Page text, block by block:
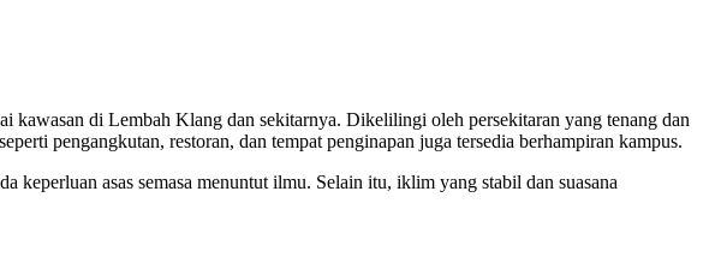
kawasan di Lembah Klang dan sekitarnya. Dikelilingi oleh persekitaran yang tenang dan
pengangkutan, restoran, dan tempat penginapan juga tersedia berhampiran kampus.
keperluan asas semasa menuntut ilmu. Selain itu, iklim yang stabil dan suasana